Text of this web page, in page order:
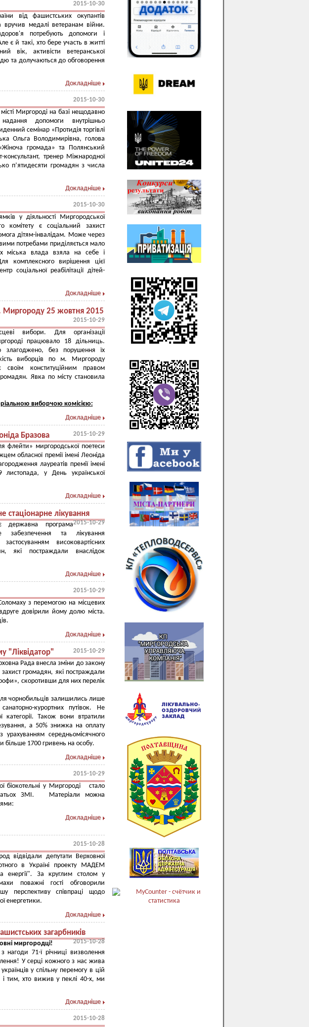
2015-10-30
від фашистських окупантів
вручив медалі ветеранам війни.
потребують допомоги і
є й такі, хто бере участь в житті
вік, активісти ветеранської
та долучаються до обговорення
Докладніше
2015-10-30
Миргороді на базі нещодавно
допомоги внутрішньо
семінар «Протидія торгівлі
Ольга Володимирівна, голова
«Жіноча громада» та Полянський
тренер Міжнародної
п’ятидесяти громадян з числа
Докладніше
2015-10-30
у діяльності Миргородської
комітету є соціальний захист
дітям-інвалідам. Може через
потребами приділяється мало
міська влада взяла на себе і
комплексного вирішення цієї
соціальної реабілітації дітей-
Докладніше
Миргороду 25 жовтня 2015
2015-10-29
вибори. Для організації
працювало 18 дільниць.
злагоджено, без порушення їх
виборців по м. Миргороду
конституційним правом
Явка по місту становила
виборчою комісією:
Докладніше
Бразова 2015-10-29
флейти» миргородської поетеси
обласної премії імені Леоніда
лауреатів премії імені
листопада, у День української
Докладніше
лікування
2015-10-29
державна програма
забезпечення та лікування
високовартісних
які постраждали внаслідок
Докладніше
2015-10-29
Соломаху з перемогою на місцевих
довірили йому долю міста.
Докладніше
"Ліквідатор" 2015-10-29
Рада внесла зміни до закону
захист громадян, які постраждали
скоротивши для них перелік
чорнобильців залишились лише
курортних путівок. Не
категорії. Також вони втратили
а 50% знижка на оплату
середньомісячного
більше 1700 гривень на особу.
Докладніше
2015-10-29
біокотельні у Миргороді стало
ЗМІ. Матеріали можна
Докладніше
2015-10-28
відвідали депутати Верховної
в Україні проекту МАДЕМ
енергії". За круглим столом у
поважні гості обговорили
перспективу співпраці щодо
енергетики.
Докладніше
загарбників
2015-10-28
миргородці!
нагоди 71-ї річниці визволення
У серці кожного з нас жива
у спільну перемогу в цій
і тим, хто вижив у пеклі 40-х, ми
Докладніше
2015-10-28